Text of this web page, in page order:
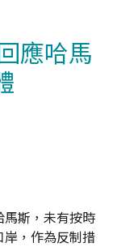
應哈馬
斯，未有按時
，作為反制措